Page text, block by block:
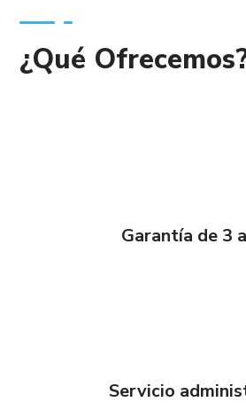
¿Qué
Garantía de 3
Servicio